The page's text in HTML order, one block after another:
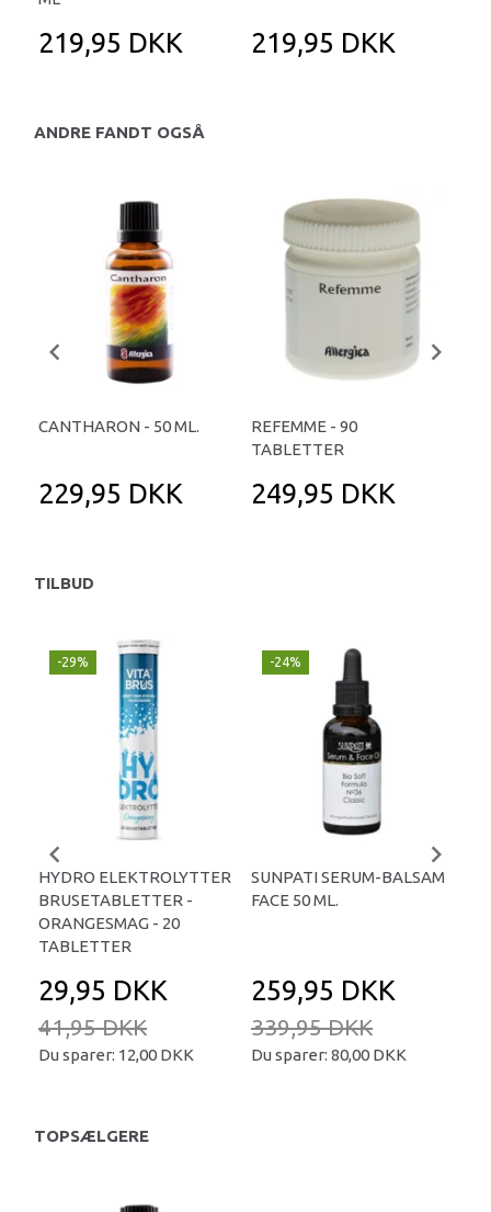
219,95 DKK 219,95 DKK
ANDRE FANDT OGSÅ
CANTHARON - 50 ML.
229,95 DKK
REFEMME - 90
TABLETTER
249,95 DKK
TILBUD
-29%
HYDRO ELEKTROLYTTER
BRUSETABLETTER -
ORANGESMAG - 20
TABLETTER
29,95 DKK
41,95 DKK
Du sparer: 12,00 DKK
-24%
SUNPATI SERUM-BALSAM
FACE 50 ML.
259,95 DKK
339,95 DKK
Du sparer: 80,00 DKK
TOPSÆLGERE